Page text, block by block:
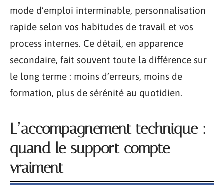
mode d’emploi interminable, personnalisation
rapide selon vos habitudes de travail et vos
process internes. Ce détail, en apparence
secondaire, fait souvent toute la différence sur
le long terme : moins d’erreurs, moins de
formation, plus de sérénité au quotidien.
L’accompagnement technique :
quand le support compte
vraiment